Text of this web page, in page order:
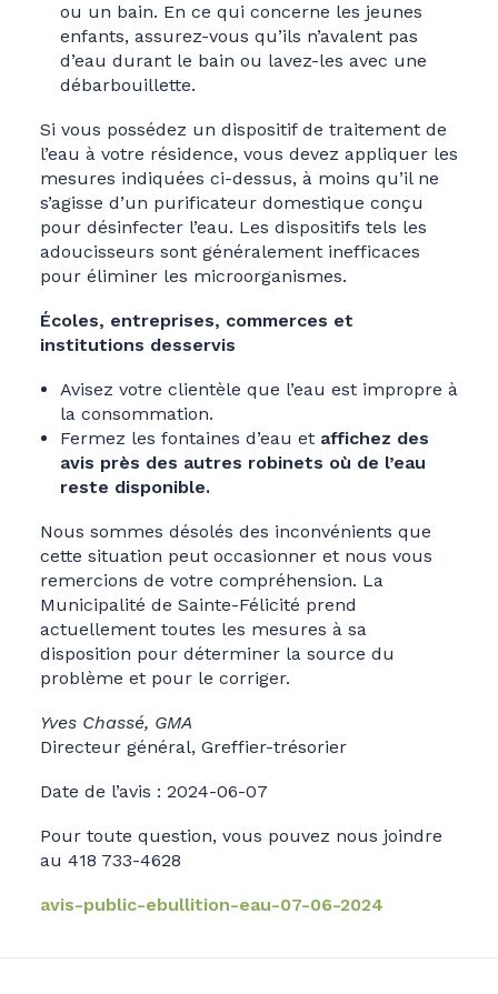
ou un bain. En ce qui concerne les jeunes
enfants, assurez-vous qu’ils n’avalent pas
d’eau durant le bain ou lavez-les avec une
débarbouillette.
Si vous possédez un dispositif de traitement de
l’eau à votre résidence, vous devez appliquer les
mesures indiquées ci-dessus, à moins qu’il ne
s’agisse d’un purificateur domestique conçu
pour désinfecter l’eau. Les dispositifs tels les
adoucisseurs sont généralement inefficaces
pour éliminer les microorganismes.
Écoles, entreprises, commerces et
institutions desservis
Avisez votre clientèle que l’eau est impropre à
la consommation.
Fermez les fontaines d’eau et affichez des
avis près des autres robinets où de l’eau
reste disponible.
Nous sommes désolés des inconvénients que
cette situation peut occasionner et nous vous
remercions de votre compréhension. La
Municipalité de Sainte-Félicité prend
actuellement toutes les mesures à sa
disposition pour déterminer la source du
problème et pour le corriger.
Yves Chassé, GMA
Directeur général, Greffier-trésorier
Date de l’avis : 2024-06-07
Pour toute question, vous pouvez nous joindre
au 418 733-4628
avis-public-ebullition-eau-07-06-2024